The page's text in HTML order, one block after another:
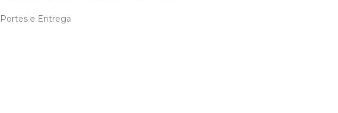
Portes e Entrega